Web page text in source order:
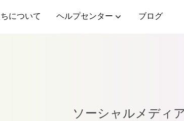
について ヘルプセンター ブログ
ソーシャルメディ